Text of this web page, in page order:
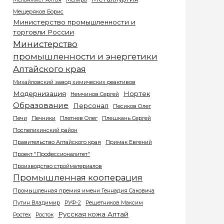
Мещеряков Борис
Министерство промышленности и
торговли России
Министерство
промышленности и энергетики
Алтайского края
Михайловский завод химических реактивов
Модернизация Немчинов Сергей Нортек
Образование Персонал
Песиков Олег
Печи
Печники Плетнев Олег
Плешкань Сергей
Поспелихинский район
Правительство Алтайского края
Примак Евгений
Проект "Профессионалитет"
Производство стройматериалов
Промышленная кооперация
Промышленная премия имени Геннадия Саковича
Путин Владимир
РУФ-2
Решетников Максим
Ростех
Росток Русская кожа Алтай